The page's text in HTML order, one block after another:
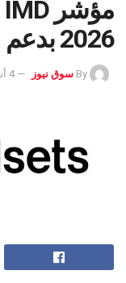
2026 بدعم من Mindsets
By سوق نيوز 4 أشهر Ago